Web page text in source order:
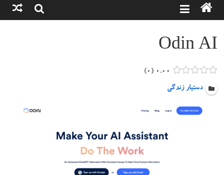
هوش
مصنوعی
www.hooshtaak.ir
Odin AI
۰.۰۰ ۰
دستیار زندگی